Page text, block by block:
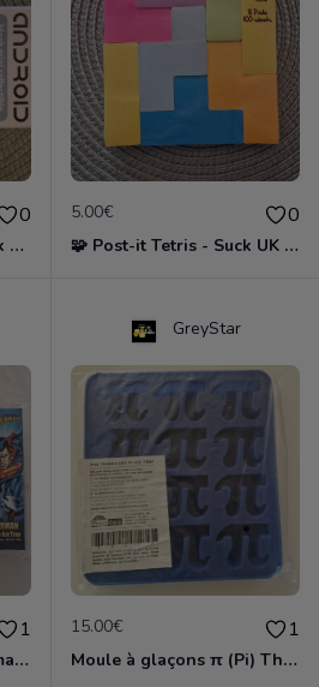
0
Figurine Android - Blank Mini Collectible - Neuf en boîte
5.00€ 0
🧩 Post-it Tetris - Suck UK - Neufs & jamais ouverts - idée cadeau geek rétro
1
Moule à Glaçons Superman Logo NEUF - Silicone Kotobukiya DC Comics
GreyStar
15.00€ 1
Moule à glaçons π (Pi) ThinkGeeK - Neuf